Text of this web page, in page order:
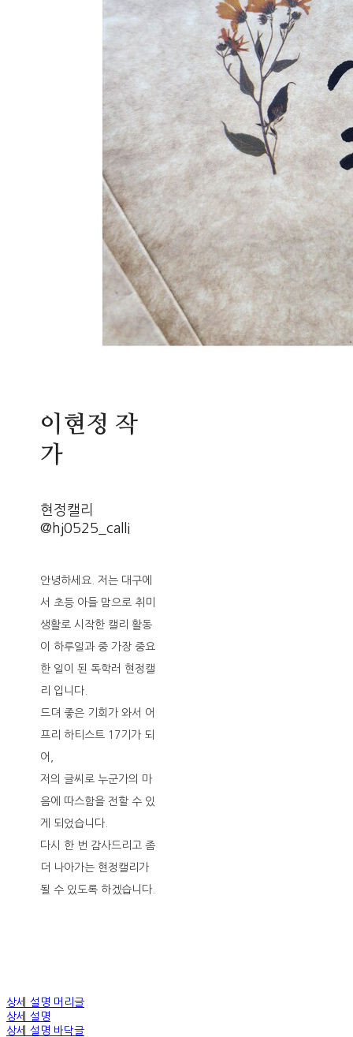
이현정 작
가
현정캘리
@hj0525_calli
안녕하세요. 저는 대구에
서 초등 아들 맘으로 취미
생활로 시작한 캘리 활동
이 하루일과 중 가장 중요
한 일이 된 독학러 현정캘
리 입니다.
드뎌 좋은 기회가 와서 어
프리 하티스트 17기가 되
어,
저의 글씨로 누군가의 마
음에 따스함을 전할 수 있
게 되었습니다.
다시 한 번 감사드리고 좀
더 나아가는 현정캘리가
될 수 있도록 하겠습니다.
상세 설명 머리글
상세 설명
상세 설명 바닥글